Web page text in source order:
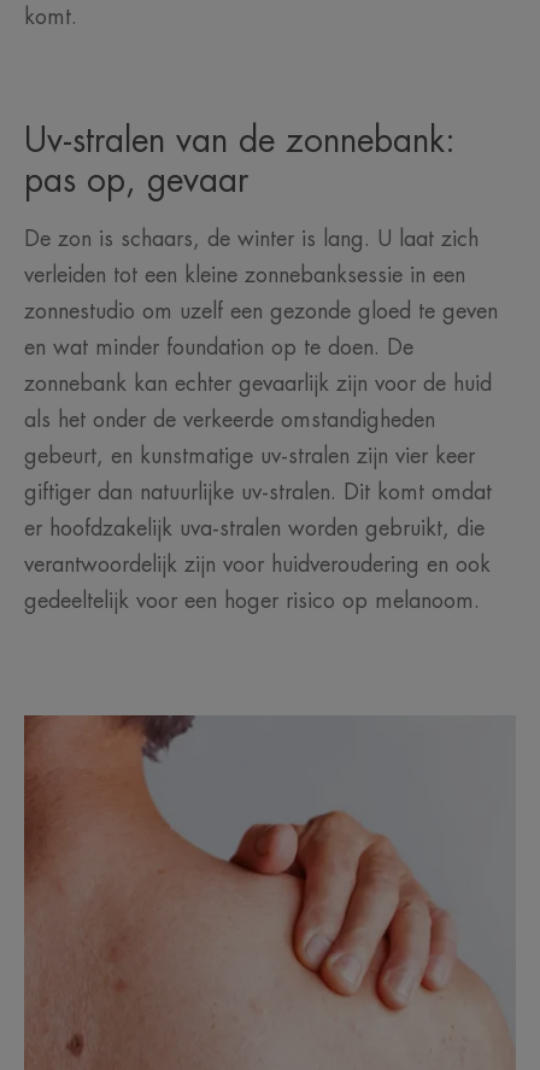
komt.
Uv-stralen van de zonnebank:
pas op, gevaar
De zon is schaars, de winter is lang. U laat zich
verleiden tot een kleine zonnebanksessie in een
zonnestudio om uzelf een gezonde gloed te geven
en wat minder foundation op te doen. De
zonnebank kan echter gevaarlijk zijn voor de huid
als het onder de verkeerde omstandigheden
gebeurt, en kunstmatige uv-stralen zijn vier keer
giftiger dan natuurlijke uv-stralen. Dit komt omdat
er hoofdzakelijk uva-stralen worden gebruikt, die
verantwoordelijk zijn voor huidveroudering en ook
gedeeltelijk voor een hoger risico op melanoom.